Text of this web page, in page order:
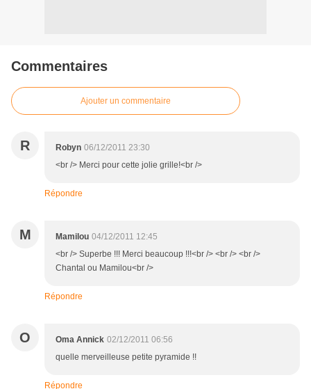
Commentaires
Ajouter un commentaire
R Robyn 06/12/2011 23:30
<br /> Merci pour cette jolie grille!<br />
Répondre
M Mamilou 04/12/2011 12:45
<br /> Superbe !!! Merci beaucoup !!!<br /> <br /> <br />
Chantal ou Mamilou<br />
Répondre
O Oma Annick 02/12/2011 06:56
quelle merveilleuse petite pyramide !!
Répondre